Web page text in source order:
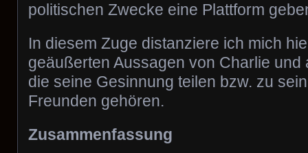
politischen Zwecke eine Plattform
In diesem Zuge distanziere ich mich
geäußerten Aussagen von Charlie und
die seine Gesinnung teilen bzw. zu
Freunden gehören.
Zusammenfassung